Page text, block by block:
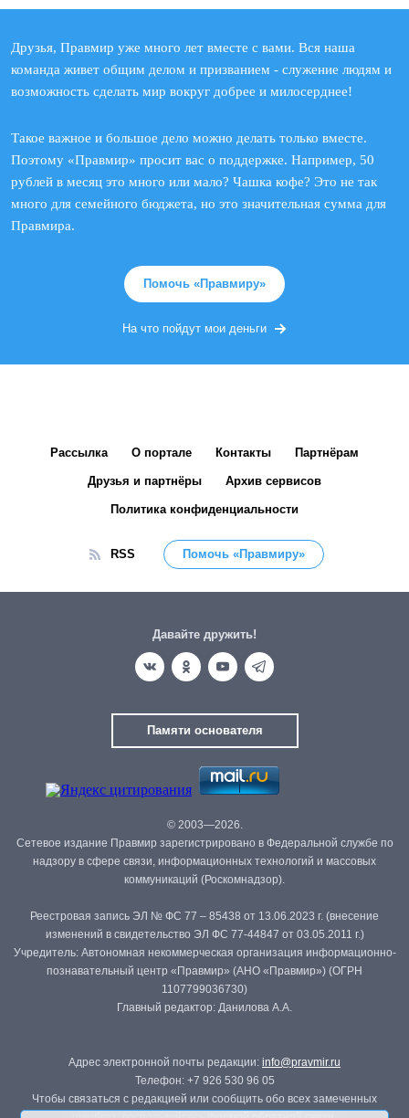
Друзья, Правмир уже много лет вместе с вами. Вся наша
команда живет общим делом и призванием - служение людям и
возможность сделать мир вокруг добрее и милосерднее!
Такое важное и большое дело можно делать только вместе.
Поэтому «Правмир» просит вас о поддержке. Например, 50
рублей в месяц это много или мало? Чашка кофе? Это не так
много для семейного бюджета, но это значительная сумма для
Правмира.
Помочь «Правмиру»
На что пойдут мои деньги
Рассылка О портале Контакты Партнёрам
Друзья и партнёры Архив сервисов
Политика конфиденциальности
RSS Помочь «Правмиру»
Давайте дружить!
Памяти основателя
© 2003—2026.
Сетевое издание Правмир зарегистрировано в Федеральной службе по
надзору в сфере связи, информационных технологий и массовых
коммуникаций (Роскомнадзор).
Реестровая запись ЭЛ № ФС 77 – 85438 от 13.06.2023 г. (внесение
изменений в свидетельство ЭЛ ФС 77-44847 от 03.05.2011 г.)
Учредитель: Автономная некоммерческая организация информационно-
познавательный центр «Правмир» (АНО «Правмир») (ОГРН
1107799036730)
Главный редактор: Данилова А.А.
Адрес электронной почты редакции: info@pravmir.ru
Телефон: +7 926 530 96 05
Чтобы связаться с редакцией или сообщить обо всех замеченных